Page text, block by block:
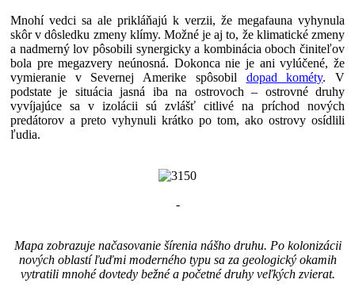
Mnohí vedci sa ale prikláňajú k verzii, že megafauna vyhynula
skôr v dôsledku zmeny klímy. Možné je aj to, že klimatické zmeny
a nadmerný lov pôsobili synergicky a kombinácia oboch činiteľov
bola pre megazvery neúnosná. Dokonca nie je ani vylúčené, že
vymieranie v Severnej Amerike spôsobil dopad kométy. V
podstate je situácia jasná iba na ostrovoch – ostrovné druhy
vyvíjajúce sa v izolácii sú zvlášť citlivé na príchod nových
predátorov a preto vyhynuli krátko po tom, ako ostrovy osídlili
ľudia.
-
Mapa zobrazuje načasovanie šírenia nášho druhu. Po kolonizácii
nových oblastí ľuďmi moderného typu sa za geologický okamih
vytratili mnohé dovtedy bežné a početné druhy veľkých zvierat.